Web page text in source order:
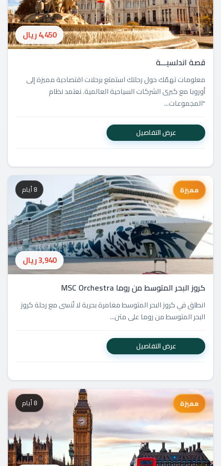
4,450 ريال
قصة اندلسيـــة
معلومات تهمّك حول رحلتك استمتع برحلات اقتصادية مميزة إلى
أوروبا مع كبرى الشركات السياحية العالمية. نعتمد نظام
"المجموعات...
عرض التفاصيل
مميزة 8 أيام
3,940 ريال
كروز البحر المتوسط من روما MSC Orchestra
انطلق في كروز البحر المتوسط مغامرة بحرية لا تُنسى مع رحلة كروز
البحر المتوسط من روما على متن...
عرض التفاصيل
مميزة 8 أيام